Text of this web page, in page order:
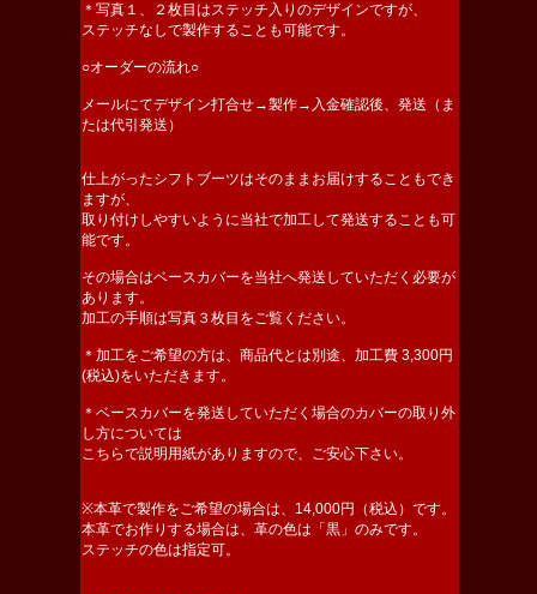
＊写真１、２枚目はステッチ入りのデザインですが、
ステッチなしで製作することも可能です。
○オーダーの流れ○
メールにてデザイン打合せ→製作→入金確認後、発送（ま
たは代引発送）
仕上がったシフトブーツはそのままお届けすることもでき
ますが、
取り付けしやすいように当社で加工して発送することも可
能です。
その場合はベースカバーを当社へ発送していただく必要が
あります。
加工の手順は写真３枚目をご覧ください。
＊加工をご希望の方は、商品代とは別途、加工費 3,300円
(税込)をいただきます。
＊ベースカバーを発送していただく場合のカバーの取り外
し方については
こちらで説明用紙がありますので、ご安心下さい。
※本革で製作をご希望の場合は、14,000円（税込）です。
本革でお作りする場合は、革の色は「黒」のみです。
ステッチの色は指定可。